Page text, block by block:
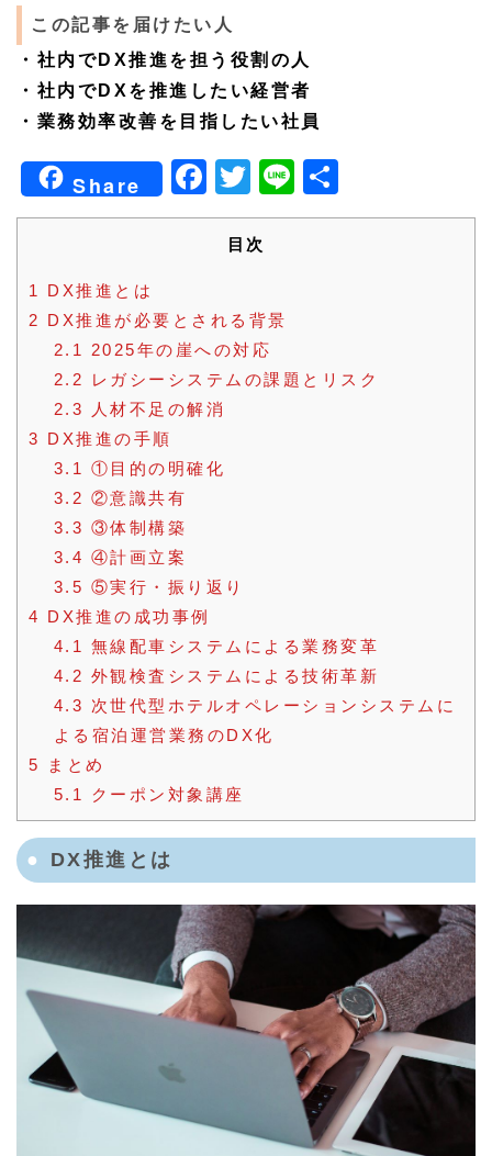
この記事を届けたい人
・社内でDX推進を担う役割の人
・社内でDXを推進したい経営者
・業務効率改善を目指したい社員
Share Facebook
Twitter
Line
共
有
目次
1
DX推進とは
2 DX推進が必要とされる背景
2.1
2025年の崖への対応
2.2
レガシーシステムの課題とリスク
2.3
人材不足の解消
3 DX推進の手順
3.1 ①目的の明確化
3.2 ②意識共有
3.3 ③体制構築
3.4 ④計画立案
3.5 ⑤実行・振り返り
4 DX推進の成功事例
4.1 無線配車システムによる業務変革
4.2 外観検査システムによる技術革新
4.3 次世代型ホテルオペレーションシステムに
よる宿泊運営業務のDX化
5
まとめ
5.1
クーポン対象講座
DX推進とは